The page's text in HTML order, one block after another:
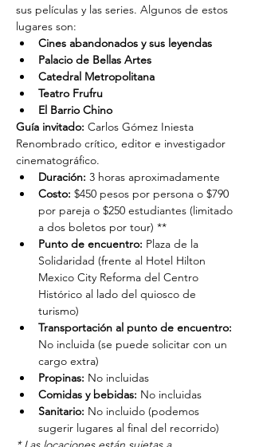
sus películas y las series. Algunos de estos
lugares son:
Cines abandonados y sus leyendas
Palacio de Bellas Artes
Catedral Metropolitana
Teatro Frufru
El Barrio Chino
Guía invitado: Carlos Gómez Iniesta
Renombrado crítico, editor e investigador
cinematográfico.
Duración: 3 horas aproximadamente
Costo: $450 pesos por persona o $790
por pareja o $250 estudiantes (limitado
a dos boletos por tour) **
Punto de encuentro: Plaza de la
Solidaridad (frente al Hotel Hilton
Mexico City Reforma del Centro
Histórico al lado del quiosco de
turismo)
Transportación al punto de encuentro:
No incluida (se puede solicitar con un
cargo extra)
Propinas: No incluidas
Comidas y bebidas: No incluidas
Sanitario: No incluido (podemos
sugerir lugares al final del recorrido)